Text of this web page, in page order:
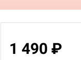
1 490 ₽